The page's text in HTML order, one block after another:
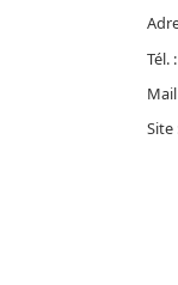
Tél. :
Site